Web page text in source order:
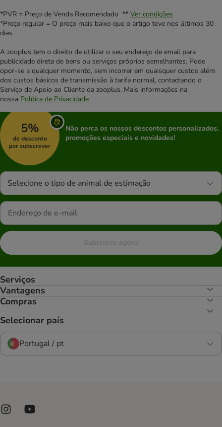
*PVR = Preço de Venda Recomendado ** Ver condições
*Preço regular = O preço mais baixo que o artigo teve nos últimos 30
dias.
A zooplus tem o direito de utilizar o seu endereço de email para
publicidade direta de bens ou serviços próprios semelhantes. Pode
opor-se a qualquer momento, sem incorrer em quaisquer custos além
dos custos básicos de transmissão à tarifa normal, contactando o
Serviço de Apoio ao Cliente da zooplus. Mais informações na
nossa Política de Privacidade
5%
de desconto
por subscrever
Não perca os nossos descontos personalizados,
promoções especiais e novidades!
Selecione o tipo de animal de estimação
Subscreva agora!
Serviços
Vantagens
Compras
Selecionar país
Portugal / pt